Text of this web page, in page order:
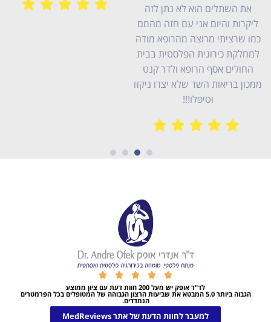
מאד עליך בתור רופא ויותר חשוב





לד"ר אופק יש מעל 200 חוות דעת עם ציון ממוצע
הגבוה ביותר 5.0 המבטא את שביעות הרצון הגבוהה של המטופלים בכל הפרמטרים
הנמדדים.
למעבר לחוות הדעת של אתר MedReviews